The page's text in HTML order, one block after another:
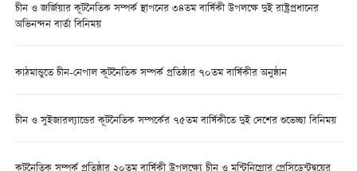
চীন ও জর্জিয়ার কূটনৈতিক সম্পর্ক স্থাপনের ৩৪তম বার্ষিকী উপলক্ষে দুই রাষ্ট্রপ্রধানের
অভিনন্দন বার্তা বিনিময়
কাঠমান্ডুতে চীন-নেপাল কূটনৈতিক সম্পর্ক প্রতিষ্ঠার ৭০তম বার্ষিকীর অনুষ্ঠান
চীন ও সুইজারল্যান্ডের কূটনৈতিক সম্পর্কের ৭৫তম বার্ষিকীতে দুই দেশের শুভেচ্ছা বিনিময়